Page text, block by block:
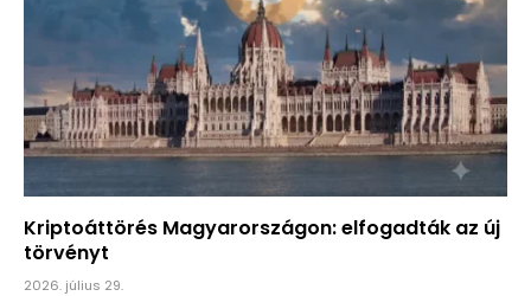
Kriptoáttörés Magyarországon: elfogadták az új
törvényt
2026. július 29.